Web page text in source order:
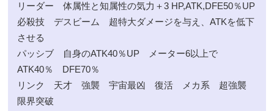
リーダー 体属性と知属性の気力＋3 HP,ATK,DFE50％UP
必殺技 デスビーム 超特大ダメージを与え、ATKを低下
させる
パッシブ 自身のATK40％UP メーター6以上で
ATK40％ DFE70％
リンク 天才 強襲 宇宙最凶 復活 メカ系 超強襲
限界突破